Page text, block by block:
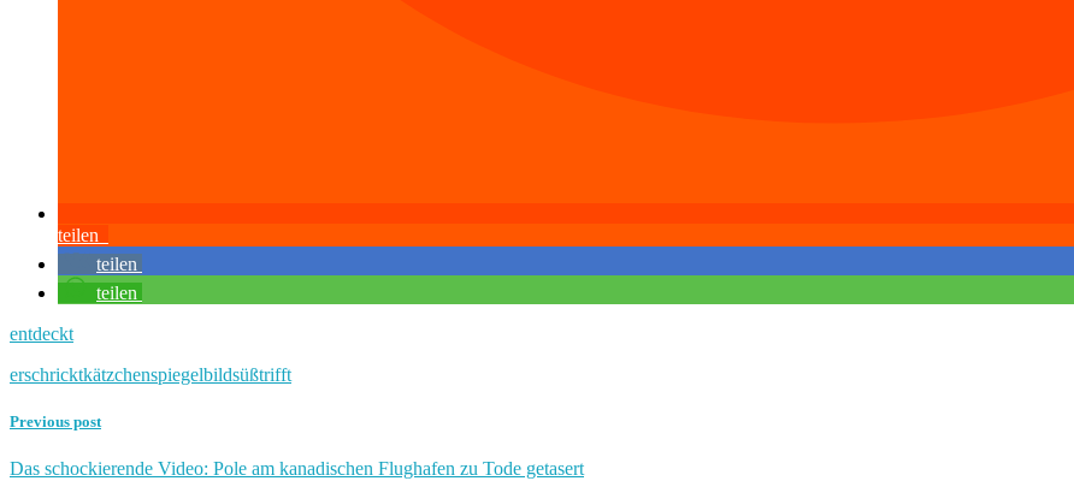
teilen
teilen
teilen
entdeckt
erschricktkätzchenspiegelbildsüßtrifft
Previous post
Das schockierende Video: Pole am kanadischen Flughafen zu Tode getasert